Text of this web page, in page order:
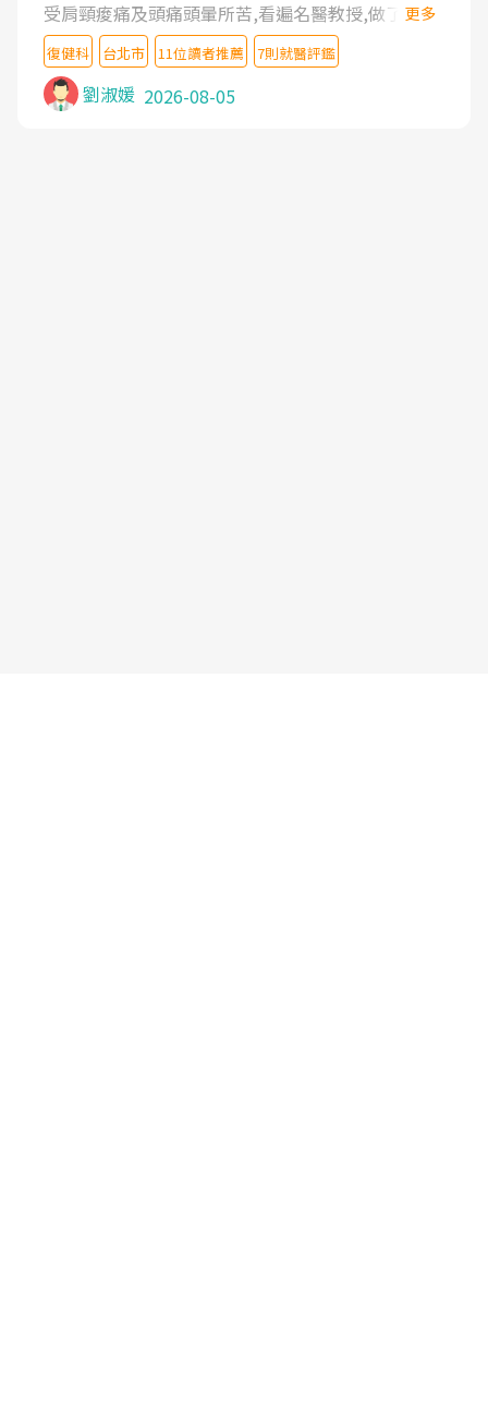
受肩頸痠痛及頭痛頭暈所苦,看遍名醫教授,做了各種
檢查,也嘗試過西醫打針,中醫針灸及物理徒手治療都
沒有用,後來連吃到嗎啡類止痛藥都效果有限,只是壓
症狀,沒多久就痛起來,多年失眠嚴重影響生活品質.
台灣親友介紹忠孝醫院杜育才主任是頸頭症候群專
更多
復健科 台北市 11位讀者推薦 7則就醫評鑑
劉淑媛 2026-08-05